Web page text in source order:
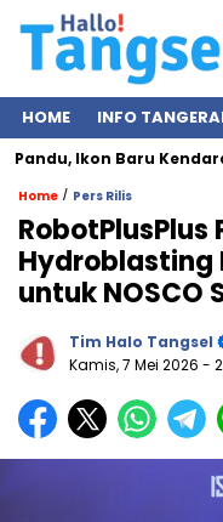
HOME INFO
Ikon Baru
Home / Pers Rilis
RobotPlusPlus
Hydroblasting
untuk NOSCO
Tim Halo Tangsel
Kamis, 7 Mei 2026 -